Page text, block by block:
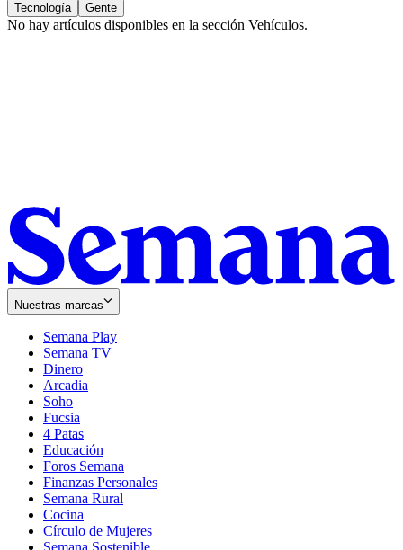
Tecnología
Gente
No hay artículos disponibles en la sección Vehículos.
Nuestras marcas
Semana Play
Semana TV
Dinero
Arcadia
Soho
in
new
window
Fucsia
in
new
window
4 Patas
Educación
Foros Semana
Finanzas Personales
Semana Rural
Cocina
Círculo de Mujeres
Semana Sostenible